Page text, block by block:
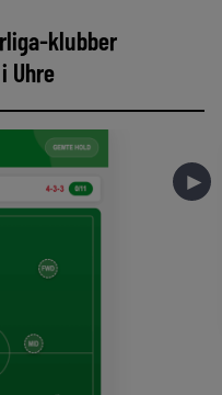
klubber
Uhre
►